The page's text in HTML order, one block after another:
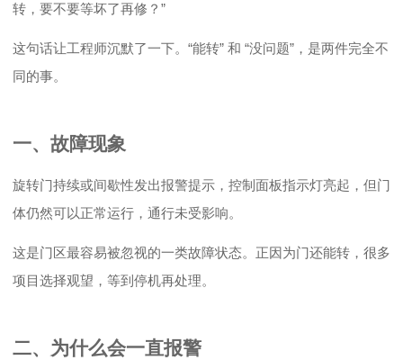
转，要不要等坏了再修？ ”
这句话让工程师沉默了一下。 “能转” 和 “没问题” ，是两件完全不
同的事。
一、故障现象
旋转门持续或间歇性发出报警提示，控制面板指示灯亮起，但门
体仍然可以正常运行，通行未受影响。
这是门区最容易被忽视的一类故障状态。正因为门还能转，很多
项目选择观望，等到停机再处理。
二、为什么会一直报警